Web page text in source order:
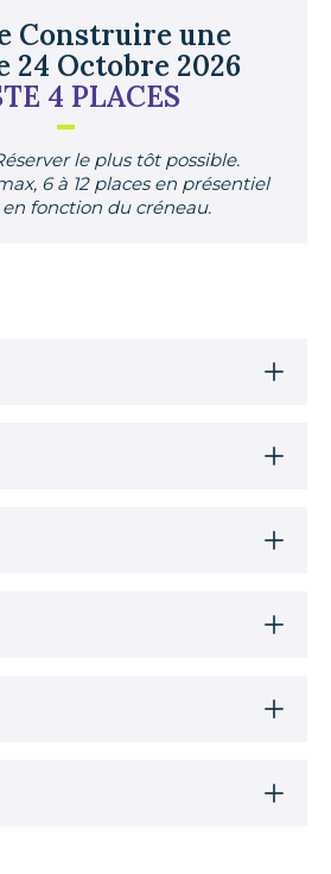
Construire une
24 Octobre 2026
4 PLACES
le plus tôt possible.
6 à 12 places en présentiel
fonction du créneau.